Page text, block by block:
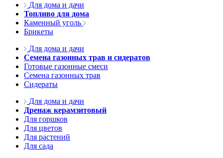
Для дома и дачи
Топливо для дома
Каменный уголь
Брикеты
Для дома и дачи
Семена газонных трав и сидератов
Готовые газонные смеси
Семена газонных трав
Сидераты
Для дома и дачи
Дренаж керамзитовый
Для горшков
Для цветов
Для растений
Для сада